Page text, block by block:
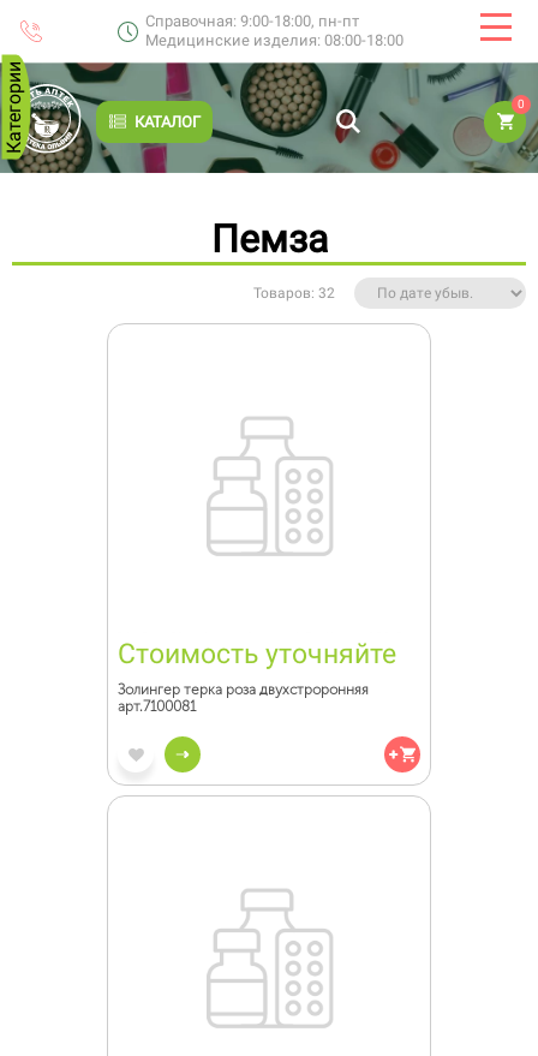
Справочная: 9:00-18:00, пн-пт
Медицинские изделия: 08:00-18:00
КАТАЛОГ
0
Категории
Пемза
Товаров: 32
Стоимость уточняйте
Золингер терка роза двухстроронняя
арт.7100081